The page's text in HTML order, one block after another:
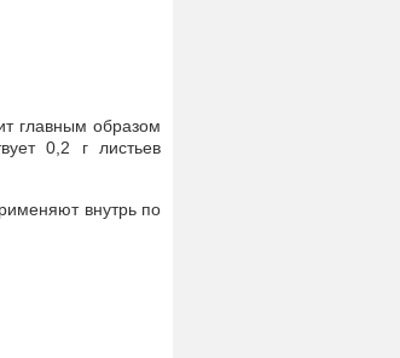
главным образом
0,2 г листьев
внутрь по